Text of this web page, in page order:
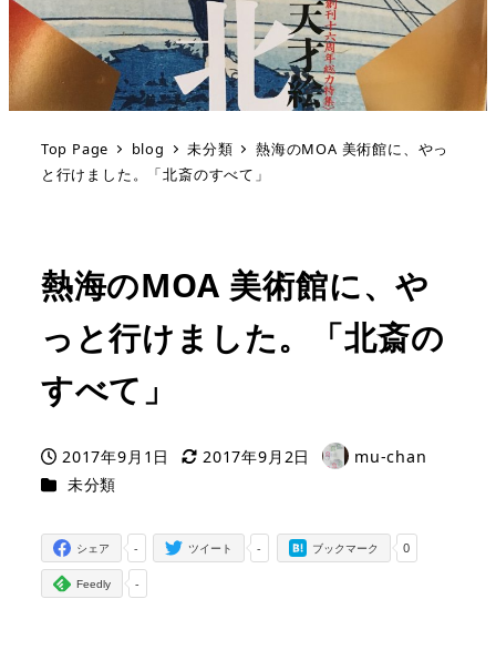
Top Page blog 未分類
熱海のMOA 美術館に、やっ
と行けました。「北斎のすべて」
熱海のMOA 美術館に、や
っと行けました。「北斎の
すべて」
投稿日
2017年9月1日
更新日
2017年9月2日
著
mu-chan
カテゴリー
未分類
-
シェア -
ツイート 0
ブックマーク
-
Feedly